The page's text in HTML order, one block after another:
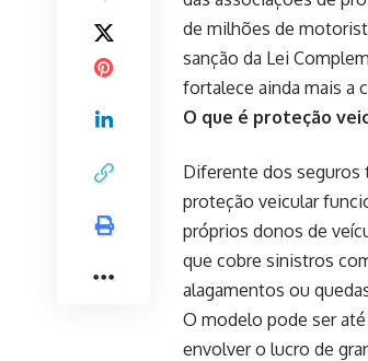
de milhões de
sanção da Lei
fortalece ainda mais a
O que é proteção
Diferente dos seguros
proteção veicular
próprios donos de
que cobre sinistros
alagamentos ou
O modelo pode ser
envolver o lucro de